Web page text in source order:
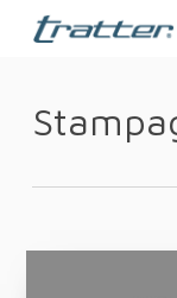
Skip
content